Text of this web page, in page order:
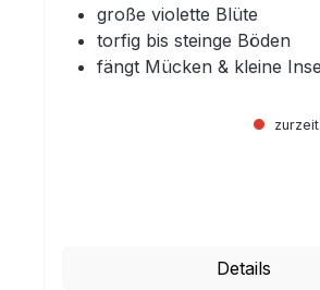
große violette Blüte
torfig bis steinge Böden
fängt Mücken & kleine
Details